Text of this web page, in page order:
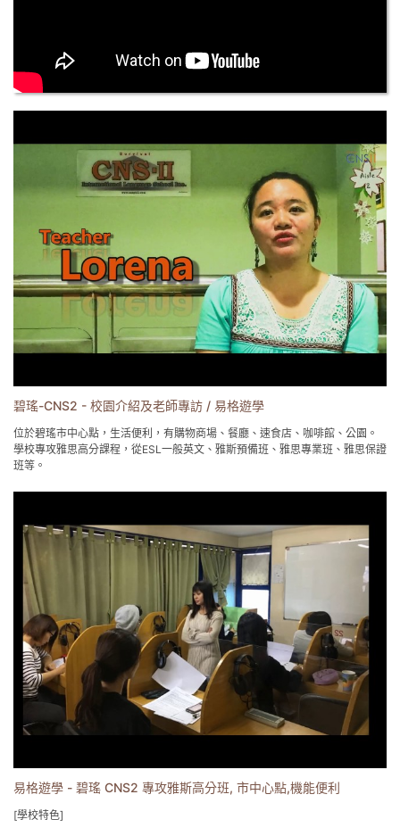
碧瑤-CNS2 - 校園介紹及老師專訪 / 易格遊學
位於碧瑤市中心點，生活便利，有購物商場、餐廳、速食店、咖啡館、公園。
學校專攻雅思高分課程，從ESL一般英文、雅斯預備班、雅思專業班、雅思保證
班等。
易格遊學 菲律賓遊學/海外遊學專家'
0800-558-289
www.EzgoAbroad.com.tw
service@ezgoabroad.com.tw
易格遊學 - 碧瑤 CNS2 專攻雅斯高分班, 市中心點,機能便利
[學校特色]